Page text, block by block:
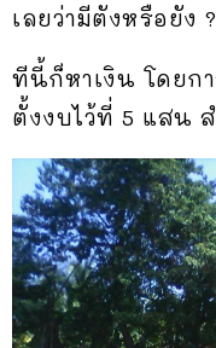
เลยว่ามีตังหรือยัง ?
ทีนี้ก็หาเงิน โดยก
ตั้งงบไว้ที่ 5 แสน